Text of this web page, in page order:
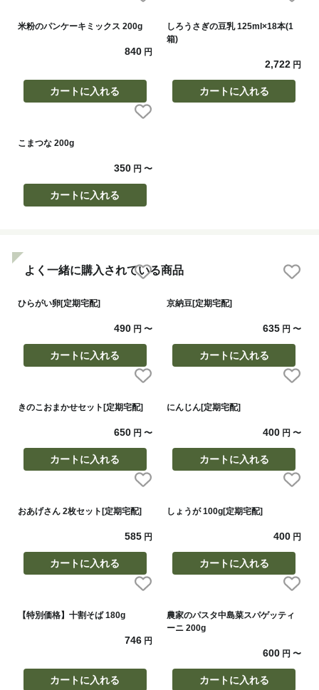
米粉のパンケーキミックス 200g
840円
カートに入れる
しろうさぎの豆乳 125ml×18本(1
箱)
2,722 円
カートに入れる
こまつな 200g
350円 〜
カートに入れる
よく一緒に購入されている商品
ひらがい卵[定期宅配]
490円 〜
カートに入れる
京納豆[定期宅配]
635 円〜
カートに入れる
きのこおまかせセット[定期宅配]
650円 〜
カートに入れる
にんじん[定期宅配]
400 円〜
カートに入れる
おあげさん 2枚セット[定期宅配]
585円
カートに入れる
しょうが 100g[定期宅配]
400 円
カートに入れる
【特別価格】十割そば 180g
746円
カートに入れる
農家のパスタ中島菜スパゲッティ
ーニ 200g
600 円〜
カートに入れる